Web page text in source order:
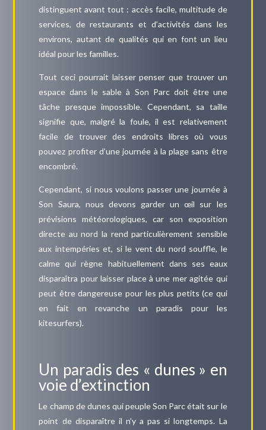
distinguent avant tout : accès facile, multitude de
services, de restaurants et d’activités dans les
environs, autant de qualités qui en font un lieu
idéal pour les familles.
Tout ceci pourrait laisser penser que trouver un
espace dans le sable à Son Parc doit être une
tâche presque impossible. Cependant, sa taille
signifie que, malgré la foule, il est relativement
facile de trouver des endroits libres où vous
pouvez profiter d’une journée à la plage sans être
encombré.
Cependant, si nous voulons passer une journée à
Son Saura, nous devons garder un œil sur les
prévisions météorologiques, car son exposition
directe au nord la rend particulièrement sensible
aux intempéries et, si le vent du nord souffle, le
calme qui règne habituellement dans ses eaux
disparaîtra pour laisser place à une mer agitée qui
peut être dangereuse pour les plus petits (ce qui
en fait en revanche un paradis pour les
kitesurfers).
Un paradis des « dunes » en
voie d’extinction
Le champ de dunes qui peuple Son Parc était sur le
point de disparaître il n’y a pas si longtemps. La